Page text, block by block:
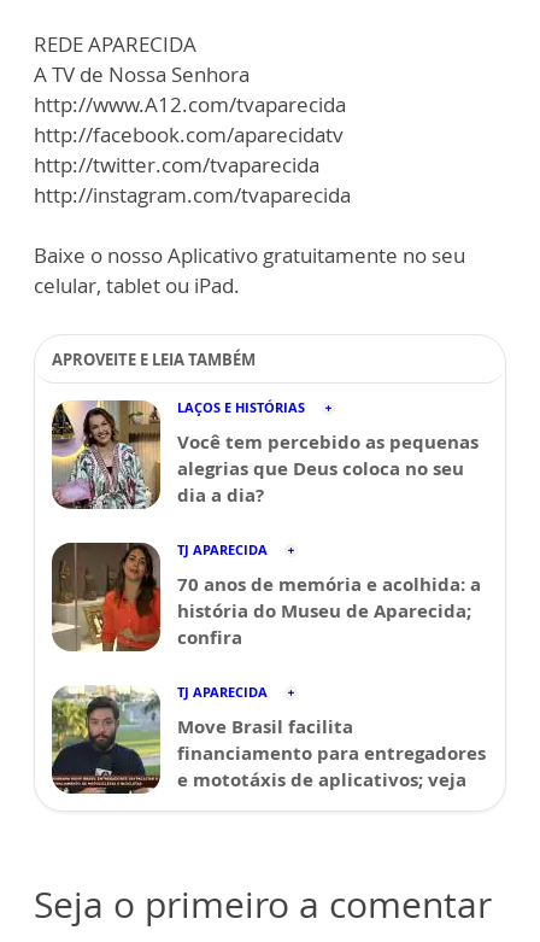
REDE APARECIDA
A TV de Nossa Senhora
http://www.A12.com/tvaparecida
http://facebook.com/aparecidatv
http://twitter.com/tvaparecida
http://instagram.com/tvaparecida
Baixe o nosso Aplicativo gratuitamente no seu
celular, tablet ou iPad.
APROVEITE E LEIA TAMBÉM
LAÇOS E HISTÓRIAS
Você tem percebido as pequenas
alegrias que Deus coloca no seu
dia a dia?
TJ APARECIDA
70 anos de memória e acolhida: a
história do Museu de Aparecida;
confira
TJ APARECIDA
Move Brasil facilita
financiamento para entregadores
e mototáxis de aplicativos; veja
Seja o primeiro a comentar